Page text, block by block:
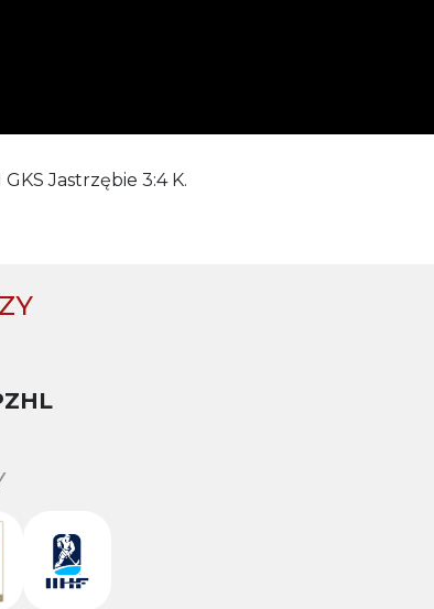
Jastrzębie 3:4 K.